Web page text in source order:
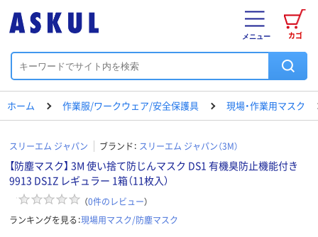
カゴ
メニュー
ホーム 作業服/ワークウェア/安全保護具 現場・作業用マスク
スリーエム ジャパン ブランド： スリーエム ジャパン（3M）
【防塵マスク】 3M 使い捨て防じんマスク DS1 有機臭防止機能付き
9913 DS1Z レギュラー 1箱（11枚入）
（0件のレビュー）
ランキングを見る：現場用マスク/防塵マスク